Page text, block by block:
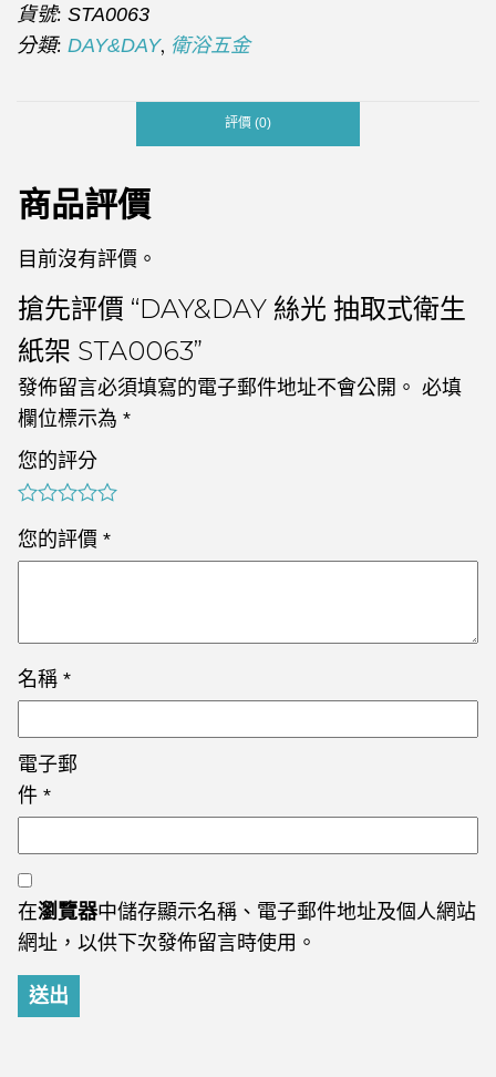
貨號: STA0063
分類: DAY&DAY, 衛浴五金
評價 (0)
商品評價
目前沒有評價。
搶先評價 “DAY&DAY 絲光 抽取式衛生
紙架 STA0063”
發佈留言必須填寫的電子郵件地址不會公開。 必填
欄位標示為 *
您的評分
您的評價 *
名稱 *
電子郵
件 *
在瀏覽器中儲存顯示名稱、電子郵件地址及個人網站
網址，以供下次發佈留言時使用。